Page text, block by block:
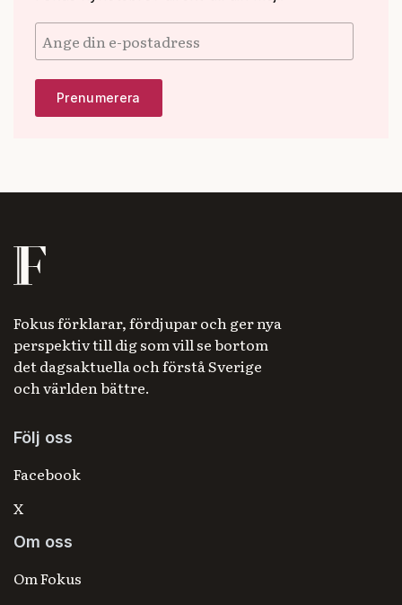
Fokus förklarar, fördjupar och ger nya
perspektiv till dig som vill se bortom
det dagsaktuella och förstå Sverige
och världen bättre.
Följ oss
Facebook
X
Om oss
Om Fokus